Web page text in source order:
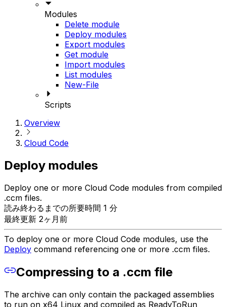
Modules
Delete module
Deploy modules
Export modules
Get module
Import modules
List modules
New-File
Scripts
Overview
Cloud Code
Deploy modules
Deploy one or more Cloud Code modules from compiled
.ccm files.
読み終わるまでの所要時間 1 分
最終更新 2ヶ月前
To deploy one or more Cloud Code modules, use the
Deploy command referencing one or more .ccm files.
Compressing to a .ccm file
The archive can only contain the packaged assemblies
to run on x64 Linux and compiled as ReadyToRun